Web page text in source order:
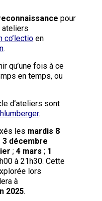
pour
ateliers
co’lectio en
.
qu’une fois à ce
en temps, ou
d’ateliers sont
.
les mardis 8
3 décembre
; 4 mars ; 1
à 21h30. Cette
lors
à
2025.